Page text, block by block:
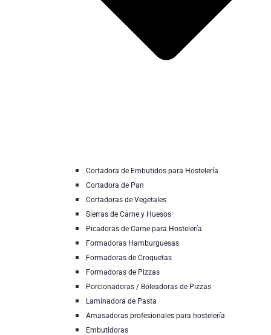
Cortadora de Embutidos para Hostelería
Cortadora de Pan
Cortadoras de Vegetales
Sierras de Carne y Huesos
Picadoras de Carne para Hostelería
Formadoras Hamburguesas
Formadoras de Croquetas
Formadoras de Pizzas
Porcionadoras / Boleadoras de Pizzas
Laminadora de Pasta
Amasadoras profesionales para hostelería
Embutidoras